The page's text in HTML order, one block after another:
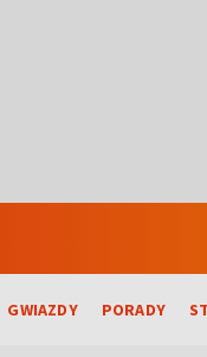
GWIAZDY PORADY